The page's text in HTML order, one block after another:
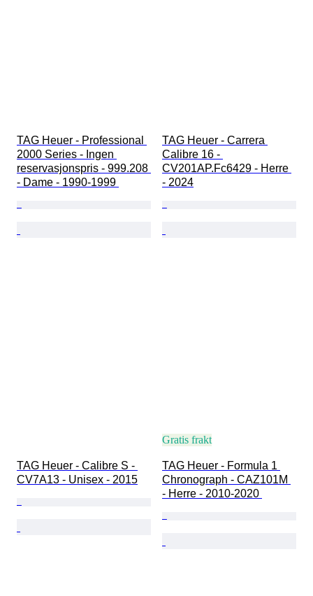
TAG Heuer - Professional
2000 Series - Ingen
reservasjonspris - 999.208
- Dame - 1990-1999
TAG Heuer - Carrera
Calibre 16 -
CV201AP.Fc6429 - Herre
- 2024
TAG Heuer - Calibre S -
CV7A13 - Unisex - 2015
Gratis frakt
TAG Heuer - Formula 1
Chronograph - CAZ101M
- Herre - 2010-2020